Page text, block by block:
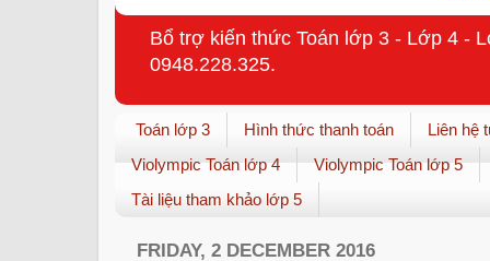
Bổ trợ kiến thức Toán lớp 3 - Lớp 4 -
0948.228.325.
Toán lớp 3 Hình thức thanh toán
Liên hệ
Violympic Toán lớp 4
Violympic Toán lớp 5
Tài liệu tham khảo lớp 5
FRIDAY, 2 DECEMBER 2016